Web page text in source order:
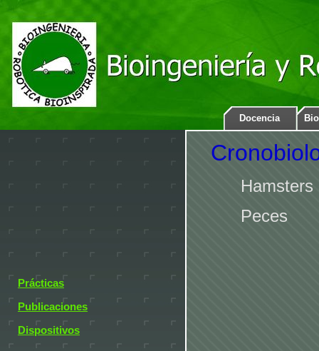
Docencia
Prácticas
Publicaciones
Dispositivos
Hamsters
Peces